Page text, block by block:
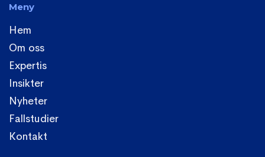
Meny
Hem
Om oss
Expertis
Insikter
Nyheter
Fallstudier
Kontakt